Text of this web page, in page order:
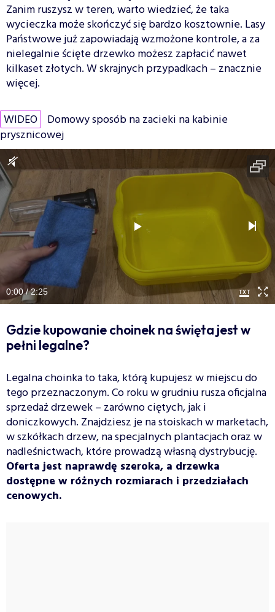
Zanim ruszysz w teren, warto wiedzieć, że taka
wycieczka może skończyć się bardzo kosztownie. Lasy
Państwowe już zapowiadają wzmożone kontrole, a za
nielegalnie ścięte drzewko możesz zapłacić nawet
kilkaset złotych. W skrajnych przypadkach – znacznie
więcej.
WIDEO Domowy sposób na zacieki na kabinie
prysznicowej
0:00 / 2:25
Gdzie kupowanie choinek na święta jest w
pełni legalne?
Legalna choinka to taka, którą kupujesz w miejscu do
tego przeznaczonym. Co roku w grudniu rusza oficjalna
sprzedaż drzewek – zarówno ciętych, jak i
doniczkowych. Znajdziesz je na stoiskach w marketach,
w szkółkach drzew, na specjalnych plantacjach oraz w
nadleśnictwach, które prowadzą własną dystrybucję.
Oferta jest naprawdę szeroka, a drzewka
dostępne w różnych rozmiarach i przedziałach
cenowych.